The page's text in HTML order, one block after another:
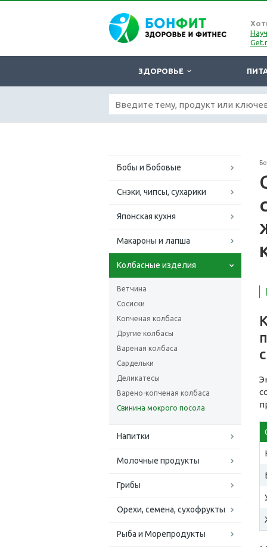
ЗДОРОВЬЕ
Бобы и Бобовые
Снэки, чипсы, сухарики
Японская кухня
Макароны и лапша
Колбасные изделия
Ветчина
Сосиски
Копченая колбаса
Другие колбасы
Вареная колбаса
Сардельки
Деликатесы
Варено-копченая колбаса
Свинина мокрого посола
Напитки
Молочные продукты
Грибы
Орехи, семена, сухофрукты
Рыба и Морепродукты